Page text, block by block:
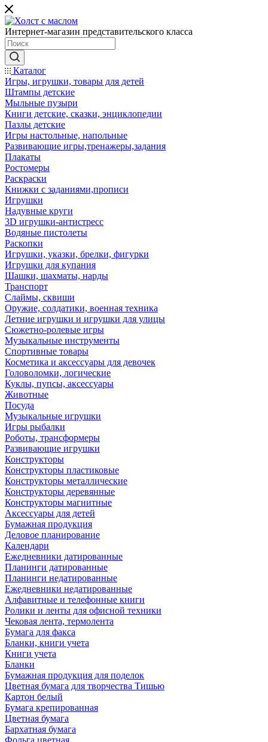
Интернет-магазин представительского класса
Каталог
Игры, игрушки, товары для детей
Штампы детские
Мыльные пузыри
Книги детские, сказки, энциклопедии
Пазлы детские
Игры настольные, напольные
Развивающие игры,тренажеры,задания
Плакаты
Ростомеры
Раскраски
Книжки с заданиями,прописи
Игрушки
Надувные круги
3D игрушки-антистресс
Водяные пистолеты
Раскопки
Игрушки, указки, брелки, фигурки
Игрушки для купания
Шашки, шахматы, нарды
Транспорт
Слаймы, сквиши
Оружие, солдатики, военная техника
Летние игрушки и игрушки для улицы
Сюжетно-ролевые игры
Музыкальные инструменты
Спортивные товары
Косметика и аксессуары для девочек
Головоломки, логические
Куклы, пупсы, аксессуары
Животные
Посуда
Музыкальные игрушки
Игры рыбалки
Роботы, трансформеры
Развивающие игрушки
Конструкторы
Конструкторы пластиковые
Конструкторы металлические
Конструкторы деревянные
Конструкторы магнитные
Аксессуары для детей
Бумажная продукция
Деловое планирование
Календари
Ежедневники датированные
Планинги датированные
Планинги недатированные
Ежедневники недатированные
Алфавитные и телефонные книги
Ролики и ленты для офисной техники
Чековая лента, термолента
Бумага для факса
Бланки, книги учета
Книги учета
Бланки
Бумажная продукция для поделок
Цветная бумага для творчества Тишью
Картон белый
Бумага крепированная
Цветная бумага
Бархатная бумага
Фольга цветная